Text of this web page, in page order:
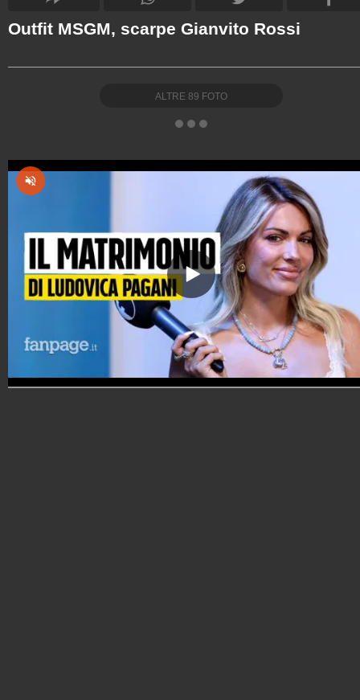
Outfit MSGM, scarpe Gianvito Rossi
ALTRE 89 FOTO